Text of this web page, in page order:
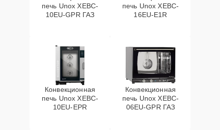
печь Unox XEBC-
10EU-GPR ГАЗ
печь Unox XEBC-
16EU-E1R
Конвекционная
печь Unox XEBC-
10EU-EPR
Конвекционная
печь Unox XEBC-
06EU-GPR ГАЗ